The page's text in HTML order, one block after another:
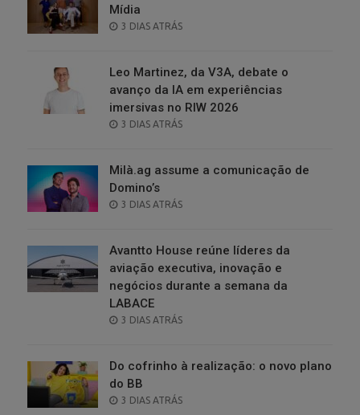
Mídia
POSTED
3 DIAS ATRÁS
Leo Martinez, da V3A, debate o
avanço da IA em experiências
imersivas no RIW 2026
POSTED
3 DIAS ATRÁS
Milà.ag assume a comunicação de
Domino’s
POSTED
3 DIAS ATRÁS
Avantto House reúne líderes da
aviação executiva, inovação e
negócios durante a semana da
LABACE
POSTED
3 DIAS ATRÁS
Do cofrinho à realização: o novo plano
do BB
POSTED
3 DIAS ATRÁS